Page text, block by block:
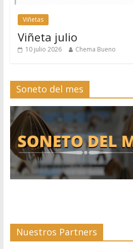
Viñetas
Viñeta julio
10 julio 2026 Chema Bueno
Soneto del mes
Nuestros Partners